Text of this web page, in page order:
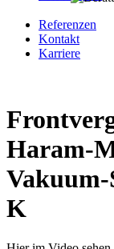
Referenzen
Kontakt
Karriere
Haram-
Vakuum-
K